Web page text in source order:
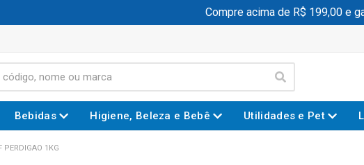
Compre acima de R$ 199,00 e
Bebidas Higiene, Beleza e Bebê Utilidades e Pet
PERDIGAO 1KG